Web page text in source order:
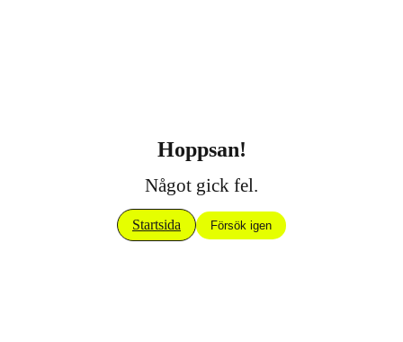
Hoppsan!
Något gick fel.
Startsida Försök igen